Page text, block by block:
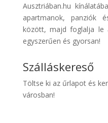
Discover
Cars
Transzfer
Kiwi
Taxi
Ausztriában.hu
apartmanok, panziók
között, majd foglalja le
egyszerűen és gyorsan!
Szálláskereső
Töltse ki az űrlapot és
városban!